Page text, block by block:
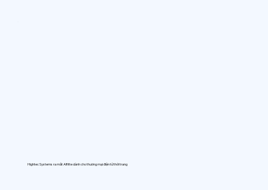
Hightec Systems ra mắt AIfitte dành cho thương mại điện tử thời trang